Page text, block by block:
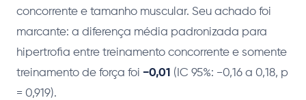
concorrente e tamanho muscular. Seu achado foi
marcante: a diferença média padronizada para
hipertrofia entre treinamento concorrente e somente
treinamento de força foi −0,01 (IC 95%: −0,16 a 0,18, p
= 0,919).